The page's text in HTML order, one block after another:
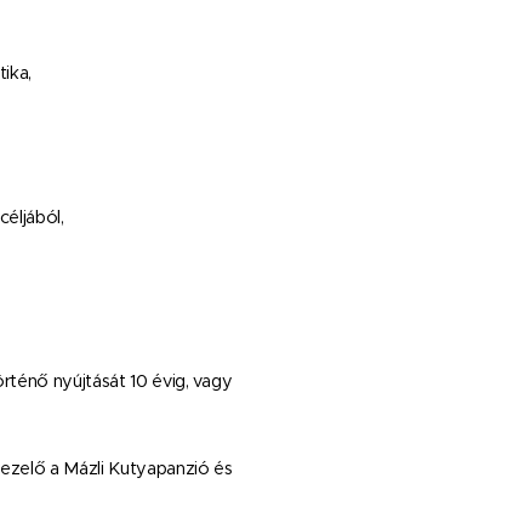
nyújtását 10 évig, vagy
a Mázli Kutyapanzió és